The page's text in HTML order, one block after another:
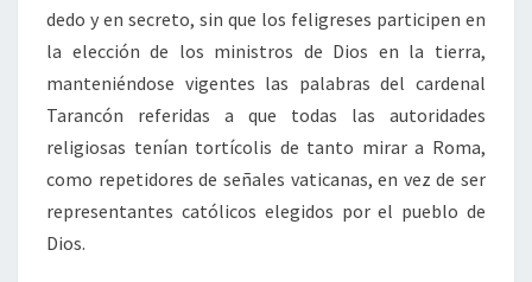
dedo y en secreto, sin que los feligreses participen en
la elección de los ministros de Dios en la tierra,
manteniéndose vigentes las palabras del cardenal
Tarancón referidas a que todas las autoridades
religiosas tenían tortícolis de tanto mirar a Roma,
como repetidores de señales vaticanas, en vez de ser
representantes católicos elegidos por el pueblo de
Dios.